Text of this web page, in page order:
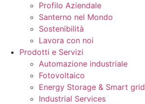
Profilo Aziendale
Santerno nel Mondo
Sostenibilità
Lavora con noi
Prodotti e Servizi
Automazione industriale
Fotovoltaico
Energy Storage & Smart grid
Industrial Services